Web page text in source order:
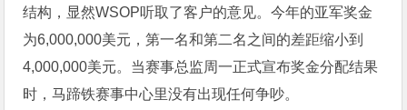
结构，显然WSOP听取了客户的意见。今年的亚军奖金
为6,000,000美元，第一名和第二名之间的差距缩小到
4,000,000美元。当赛事总监周一正式宣布奖金分配结果
时，马蹄铁赛事中心里没有出现任何争吵。